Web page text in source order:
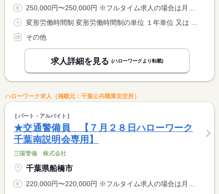
250,000円〜250,000円 ※フルタイム求人の場合は月額（換算額）、パート求人の場合は時間額を表示しています。
その他
求人詳細を見る (ハローワークより転載)
ハローワーク求人（掲載元：千葉公共職業安定所）
パート・アルバイト
★交通警備員 【７月２８日ハローワーク
千葉南説明会専用】
三陽警備 株式会社
千葉県船橋市
220,000円〜220,000円 ※フルタイム求人の場合は月額（換算額）、パート求人の場合は時間額を表示しています。